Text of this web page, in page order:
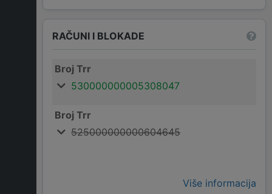
RAČUNI I BLOKADE
Broj Trr
530000000005308047
Broj Trr
525000000000604645
Više informacija